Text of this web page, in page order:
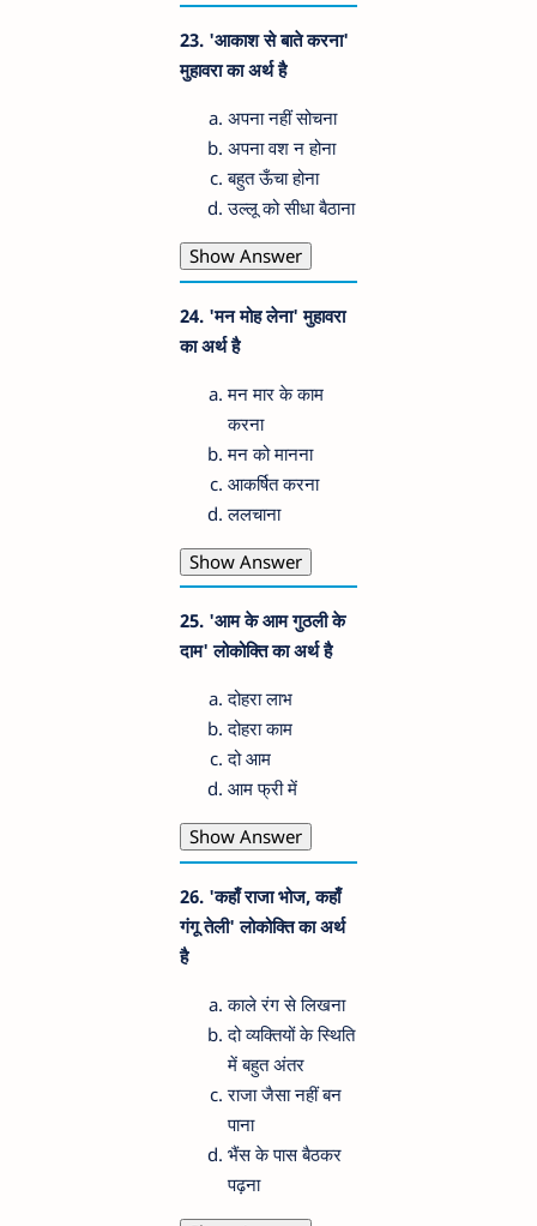
23. 'आकाश से बाते करना'
मुहावरा का अर्थ है
अपना नहीं सोचना
अपना वश न होना
बहुत ऊँचा होना
उल्लू को सीधा बैठाना
Show Answer
24. 'मन मोह लेना' मुहावरा
का अर्थ है
मन मार के काम
करना
मन को मानना
आकर्षित करना
ललचाना
Show Answer
25. 'आम के आम गुठली के
दाम' लोकोक्ति का अर्थ है
दोहरा लाभ
दोहरा काम
दो आम
आम फ्री में
Show Answer
26. 'कहाँ राजा भोज, कहाँ
गंगू तेली' लोकोक्ति का अर्थ
है
काले रंग से लिखना
दो व्यक्तियों के स्थिति
में बहुत अंतर
राजा जैसा नहीं बन
पाना
भैंस के पास बैठकर
पढ़ना